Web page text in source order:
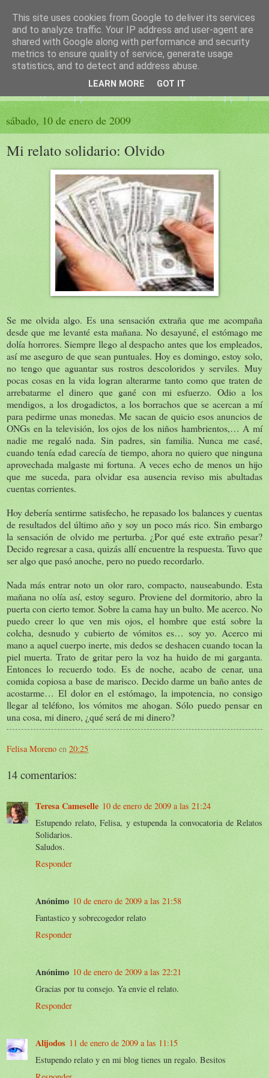
El sueño de las palabras
PÁGINA LITERARIA DE FELISA MORENO
sábado, 10 de enero de 2009
Mi relato solidario: Olvido
Se me olvida algo. Es una sensación extraña que me acompaña
desde que me levanté esta mañana. No desayuné, el estómago me
dolía horrores. Siempre llego al despacho antes que los empleados,
así me aseguro de que sean puntuales. Hoy es domingo, estoy solo,
no tengo que aguantar sus rostros descoloridos y serviles. Muy
pocas cosas en la vida logran alterarme tanto como que traten de
arrebatarme el dinero que gané con mi esfuerzo. Odio a los
mendigos, a los drogadictos, a los borrachos que se acercan a mí
para pedirme unas monedas. Me sacan de quicio esos anuncios de
ONGs en la televisión, los ojos de los niños hambrientos,… A mí
nadie me regaló nada. Sin padres, sin familia. Nunca me casé,
cuando tenía edad carecía de tiempo, ahora no quiero que ninguna
aprovechada malgaste mi fortuna. A veces echo de menos un hijo
que me suceda, para olvidar esa ausencia reviso mis abultadas
cuentas corrientes.
Hoy debería sentirme satisfecho, he repasado los balances y cuentas
de resultados del último año y soy un poco más rico. Sin embargo
la sensación de olvido me perturba. ¿Por qué este extraño pesar?
Decido regresar a casa, quizás allí encuentre la respuesta. Tuvo que
ser algo que pasó anoche, pero no puedo recordarlo.
Nada más entrar noto un olor raro, compacto, nauseabundo. Esta
mañana no olía así, estoy seguro. Proviene del dormitorio, abro la
puerta con cierto temor. Sobre la cama hay un bulto. Me acerco. No
puedo creer lo que ven mis ojos, el hombre que está sobre la
colcha, desnudo y cubierto de vómitos es… soy yo. Acerco mi
mano a aquel cuerpo inerte, mis dedos se deshacen cuando tocan la
piel muerta. Trato de gritar pero la voz ha huido de mi garganta.
Entonces lo recuerdo todo. Es de noche, acabo de cenar, una
comida copiosa a base de marisco. Decido darme un baño antes de
acostarme… El dolor en el estómago, la impotencia, no consigo
llegar al teléfono, los vómitos me ahogan. Sólo puedo pensar en
una cosa, mi dinero, ¿qué será de mi dinero?
Felisa Moreno en 20:25
14 comentarios:
Teresa Cameselle 10 de enero de 2009 a las 21:24
Estupendo relato, Felisa, y estupenda la convocatoria de Relatos
Solidarios.
Saludos.
Responder
Anónimo 10 de enero de 2009 a las 21:58
Fantastico y sobrecogedor relato
Responder
Anónimo 10 de enero de 2009 a las 22:21
Gracias por tu consejo. Ya envie el relato.
Responder
Alijodos 11 de enero de 2009 a las 11:15
Estupendo relato y en mi blog tienes un regalo. Besitos
This site uses cookies from Google to deliver its services
and to analyze traffic. Your IP address and user-agent are
shared with Google along with performance and security
metrics to ensure quality of service, generate usage
statistics, and to detect and address abuse.
LEARN MORE GOT IT